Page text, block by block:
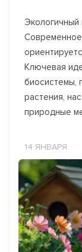
Экологичный
Ключевая
биосистемы,
растения,
природные
14 ЯНВАРЯ